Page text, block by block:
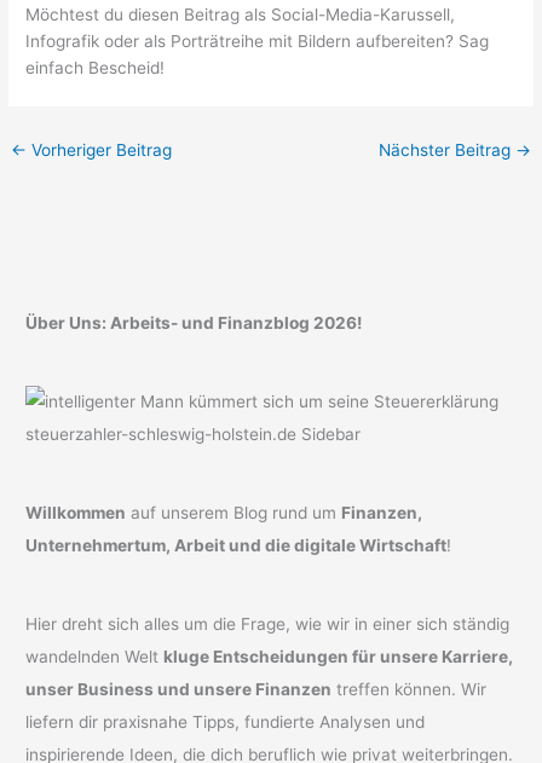
Möchtest du diesen Beitrag als Social-Media-Karussell,
Infografik oder als Porträtreihe mit Bildern aufbereiten? Sag
einfach Bescheid!
← Vorheriger Beitrag Nächster Beitrag →
Über Uns: Arbeits- und Finanzblog 2026!
Willkommen auf unserem Blog rund um Finanzen,
Unternehmertum, Arbeit und die digitale Wirtschaft!
Hier dreht sich alles um die Frage, wie wir in einer sich ständig
wandelnden Welt kluge Entscheidungen für unsere Karriere,
unser Business und unsere Finanzen treffen können. Wir
liefern dir praxisnahe Tipps, fundierte Analysen und
inspirierende Ideen, die dich beruflich wie privat weiterbringen.